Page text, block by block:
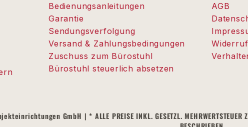
Bedienungsanleitungen
Garantie
Sendungsverfolgung
Versand & Zahlungsbedingungen
Zuschuss zum Bürostuhl
Bürostuhl steuerlich absetzen
AGB
GmbH | * ALLE PREISE INKL. GESETZL. MEHRWERTSTEUER